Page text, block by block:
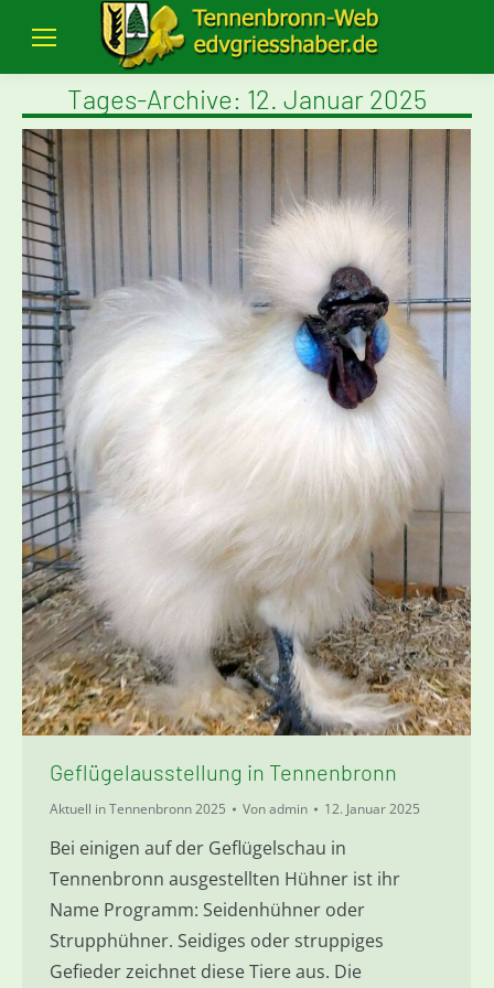
Tages-Archive: 12. Januar 2025
Geflügelausstellung in Tennenbronn
Aktuell in Tennenbronn 2025 Vonadmin 12. Januar 2025
Bei einigen auf der Geflügelschau in
Tennenbronn ausgestellten Hühner ist ihr
Name Programm: Seidenhühner oder
Strupphühner. Seidiges oder struppiges
Gefieder zeichnet diese Tiere aus. Die